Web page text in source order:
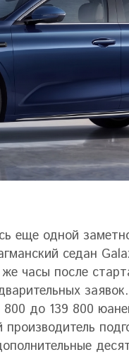
еще одной
седан
часы после
до 139 800